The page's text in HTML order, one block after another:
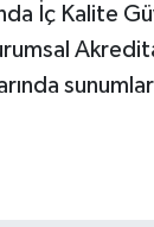
İç Kalite